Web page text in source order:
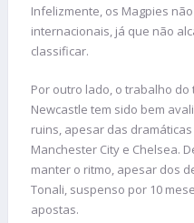
Infelizmente, os Magpies
internacionais, já que não
classificar.
Por outro lado, o trabalho
Newcastle tem sido bem
ruins, apesar das
Manchester City e Chelsea.
manter o ritmo, apesar dos
Tonali, suspenso por 10
apostas.